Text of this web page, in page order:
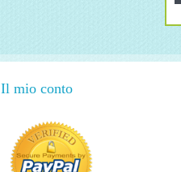
Il mio conto